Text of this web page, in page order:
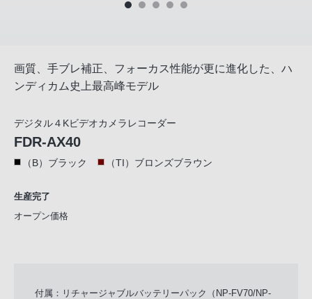
画質、手ブレ補正、フォーカス性能が更に進化した、ハ
ンディカム史上最高峰モデル
デジタル４Kビデオカメラレコーダー
FDR-AX40
（B）ブラック （TI）ブロンズブラウン
生産完了
オープン価格
付属：リチャージャブルバッテリーパック（NP-FV70/NP-